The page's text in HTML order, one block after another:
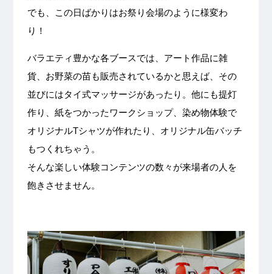
でも、この日ばかりはお祭り会場のように様変わ
り！
バラエティ豊かな各ブースでは、アート作品に雑
貨、お野菜の苗も販売されているかと思えば、その
並びにはタイ式マッサージがあったり。他にも提灯
作り、紙をつかったワークショップ、染め物体験で
オリジナルTシャツが作れたり、オリジナル缶バッチ
もつくれちゃう。
そんな楽しい体験コンテンツの数々が来場者の人を
飽きさせません。